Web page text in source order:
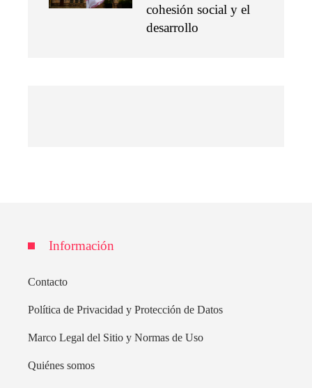
cohesión social y el
desarrollo
Información
Contacto
Política de Privacidad y Protección de Datos
Marco Legal del Sitio y Normas de Uso
Quiénes somos